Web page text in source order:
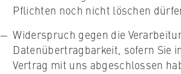
Pflichten noch nicht löschen
Widerspruch gegen die
Datenübertragbarkeit, sofern Sie
Vertrag mit uns abgeschlossen